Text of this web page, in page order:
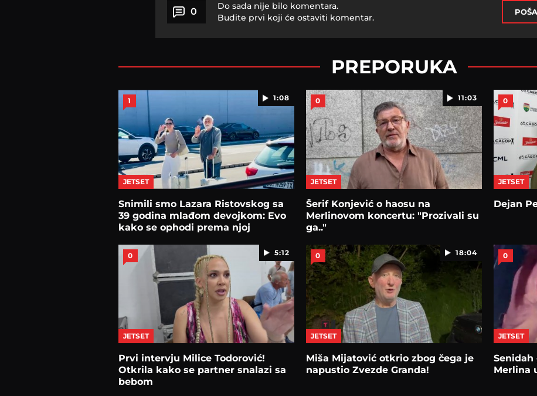
0
Do sada nije bilo komentara.
Budite prvi koji će ostaviti komentar.
PREPORUKA
1:08
1
JETSET
Snimili smo Lazara Ristovskog sa
39 godina mlađom devojkom: Evo
kako se ophodi prema njoj
11:03
0
JETSET
Šerif Konjević o haosu na
Merlinovom koncertu: "Prozivali su
ga.."
0
JETSET
Dejan
5:12
0
JETSET
Prvi intervju Milice Todorović!
Otkrila kako se partner snalazi sa
bebom
18:04
0
JETSET
Miša Mijatović otkrio zbog čega je
napustio Zvezde Granda!
0
JETSET
Merlina